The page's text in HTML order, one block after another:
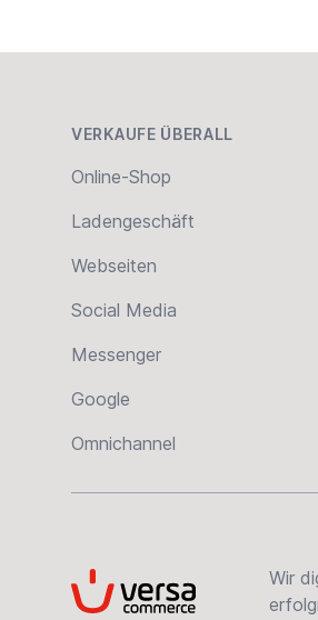
VERKAUFE ÜBERALL
Online-Shop
Ladengeschäft
Webseiten
Social Media
Messenger
Google
Omnichannel
VersaCommerce
Wir